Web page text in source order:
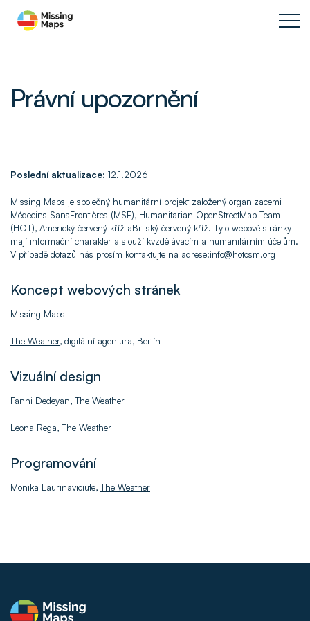
Právní upozornění
Poslední aktualizace: 12.1.2026
Missing Maps je společný humanitární projekt založený organizacemi
Médecins SansFrontières (MSF), Humanitarian OpenStreetMap Team
(HOT), Americký červený kříž aBritský červený kříž. Tyto webové stránky
mají informační charakter a slouží kvzdělávacím a humanitárním účelům.
V případě dotazů nás prosím kontaktujte na adrese:info@hotosm.org
Koncept webových stránek
Missing Maps
The Weather, digitální agentura, Berlín
Vizuální design
Fanni Dedeyan, The Weather
Leona Rega, The Weather
Programování
Monika Laurinaviciute, The Weather